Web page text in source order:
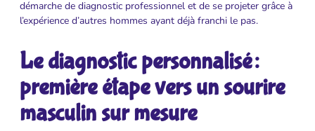
démarche de diagnostic professionnel et de se projeter grâce à
l’expérience d’autres hommes ayant déjà franchi le pas.
Le diagnostic personnalisé :
première étape vers un sourire
masculin sur mesure